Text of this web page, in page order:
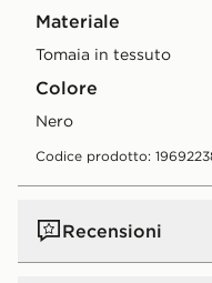
Materiale
Tomaia in tessuto
Colore
nero
Codice prodotto:
Recensioni